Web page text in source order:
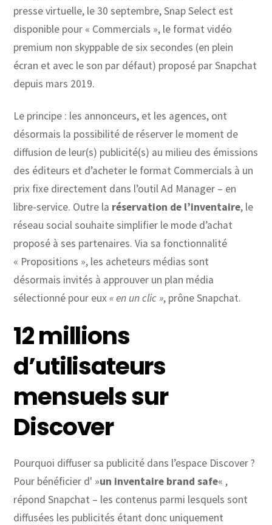
presse virtuelle, le 30 septembre, Snap Select est
disponible pour « Commercials », le format vidéo
premium non skyppable de six secondes (en plein
écran et avec le son par défaut) proposé par Snapchat
depuis mars 2019.
Le principe : les annonceurs, et les agences, ont
désormais la possibilité de réserver le moment de
diffusion de leur(s) publicité(s) au milieu des émissions
des éditeurs et d’acheter le format Commercials à un
prix fixe directement dans l’outil Ad Manager – en
libre-service. Outre la réservation de l’inventaire, le
réseau social souhaite simplifier le mode d’achat
proposé à ses partenaires. Via sa fonctionnalité
« Propositions », les acheteurs médias sont
désormais invités à approuver un plan média
sélectionné pour eux« en un clic », prône Snapchat.
12 millions
d’utilisateurs
mensuels sur
Discover
Pourquoi diffuser sa publicité dans l’espace Discover ?
Pour bénéficier d' »un inventaire brand safe« ,
répond Snapchat – les contenus parmi lesquels sont
diffusées les publicités étant donc uniquement